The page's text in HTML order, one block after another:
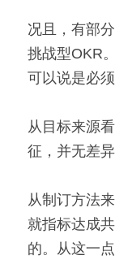
况且，有部
挑战型OKR
可以说是必
从目标来源
征，并无差异
从制订方法
就指标达成
的。从这一